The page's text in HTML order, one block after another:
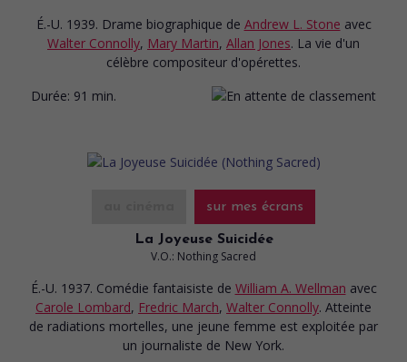
É.-U. 1939. Drame biographique de Andrew L. Stone avec
Walter Connolly, Mary Martin, Allan Jones. La vie d'un
célèbre compositeur d'opérettes.
Durée: 91 min.
sur mes écrans
La Joyeuse Suicidée
V.O.: Nothing Sacred
É.-U. 1937. Comédie fantaisiste de William A. Wellman avec
Carole Lombard, Fredric March, Walter Connolly. Atteinte
de radiations mortelles, une jeune femme est exploitée par
un journaliste de New York.